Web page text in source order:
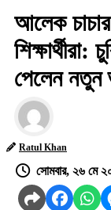
আলেক
পেলেন নতুন
Ratul Khan
সোমবার, ২৬ মে